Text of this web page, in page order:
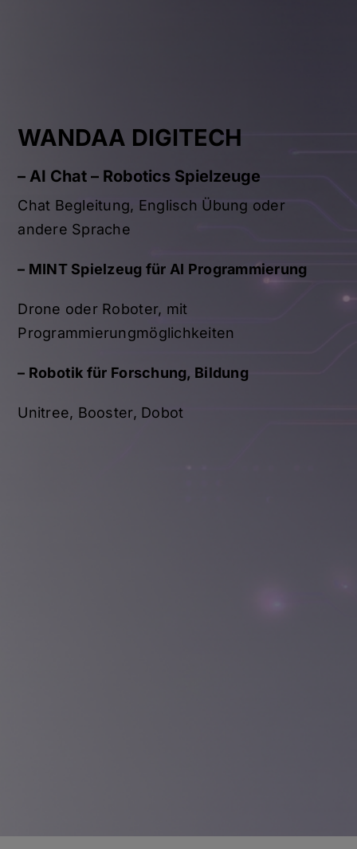
WANDAA DIGITECH
– AI Chat – Robotics Spielzeuge
Chat Begleitung, Englisch Übung oder
andere Sprache
– MINT Spielzeug für AI Programmierung
Drone oder Roboter, mit
Programmierungmöglichkeiten
– Robotik für Forschung, Bildung
Unitree, Booster, Dobot